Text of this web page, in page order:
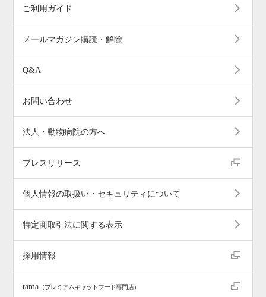
ご利用ガイド
メールマガジン購読・解除
Q&A
お問い合わせ
法人・動物病院の方へ
プレスリリース
個人情報の取扱い・セキュリティについて
特定商取引法に関する表示
採用情報
tama （プレミアムキャットフード専門店）